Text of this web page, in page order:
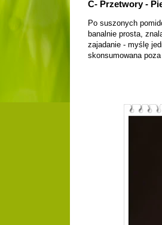
C- Przetwory -
Po suszonych
banalnie prosta,
zajadanie - myślę
skonsumowana